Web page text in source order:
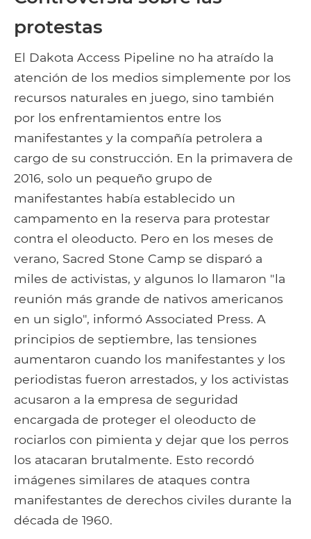
protestas
El Dakota Access Pipeline no ha atraído la
atención de los medios simplemente por los
recursos naturales en juego, sino también
por los enfrentamientos entre los
manifestantes y la compañía petrolera a
cargo de su construcción. En la primavera de
2016, solo un pequeño grupo de
manifestantes había establecido un
campamento en la reserva para protestar
contra el oleoducto. Pero en los meses de
verano, Sacred Stone Camp se disparó a
miles de activistas, y algunos lo llamaron "la
reunión más grande de nativos americanos
en un siglo", informó Associated Press. A
principios de septiembre, las tensiones
aumentaron cuando los manifestantes y los
periodistas fueron arrestados, y los activistas
acusaron a la empresa de seguridad
encargada de proteger el oleoducto de
rociarlos con pimienta y dejar que los perros
los atacaran brutalmente. Esto recordó
imágenes similares de ataques contra
manifestantes de derechos civiles durante la
década de 1960.